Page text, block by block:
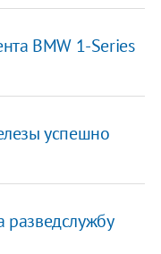
BMW 1-Series
успешно